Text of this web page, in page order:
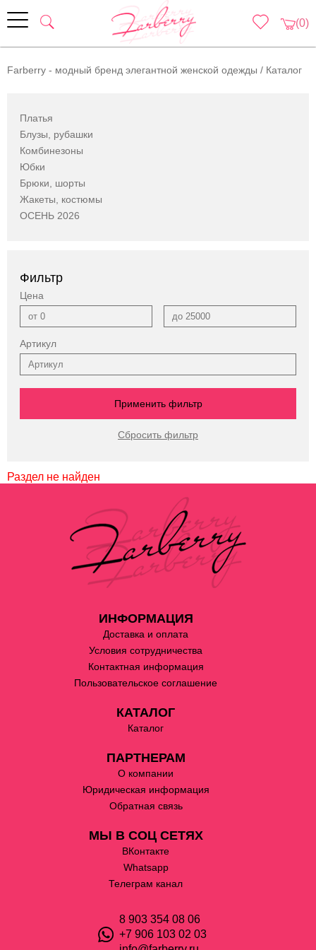
(0)
Farberry - модный бренд элегантной женской одежды / Каталог
Платья
Блузы, рубашки
Комбинезоны
Юбки
Брюки, шорты
Жакеты, костюмы
ОСЕНЬ 2026
Фильтр
Цена
Артикул
Раздел не найден
ИНФОРМАЦИЯ
Доставка и оплата
Условия сотрудничества
Контактная информация
Пользовательское соглашение
КАТАЛОГ
Каталог
ПАРТНЕРАМ
О компании
Юридическая информация
Обратная связь
МЫ В СОЦ СЕТЯХ
ВКонтакте
Whatsapp
Телеграм канал
8 903 354 08 06
+7 906 103 02 03